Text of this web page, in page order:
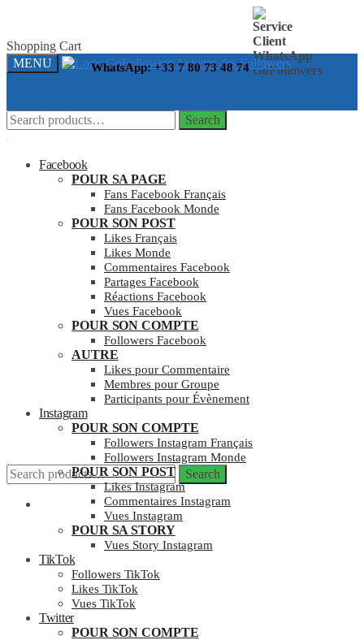
WhatsApp: +33 7 80 73 48 74
Skip
to
navigation
Skip
to
content
Shopping Cart
MENU
Search
for:
Search
Mon compte
Search
for:
Search
Facebook
POUR SA PAGE
Fans Facebook Français
Fans Facebook Monde
POUR SON POST
Likes Français
Likes Monde
Commentaires Facebook
Partages Facebook
Réactions Facebook
Vues Facebook
POUR SON COMPTE
Followers Facebook
AUTRE
Likes pour Commentaire
Membres pour Groupe
Participants pour Évènement
Instagram
POUR SON COMPTE
Followers Instagram Français
Followers Instagram Monde
POUR SON POST
Likes Instagram
Commentaires Instagram
Vues Instagram
POUR SA STORY
Vues Story Instagram
TikTok
Followers TikTok
Likes TikTok
Vues TikTok
Twitter
POUR SON COMPTE